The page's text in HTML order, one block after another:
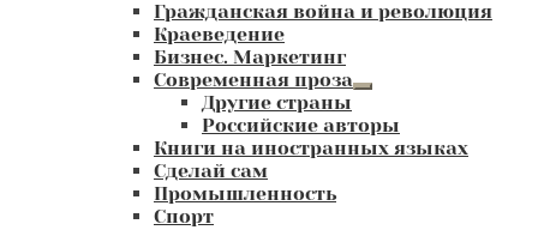
Гражданская война и революция
Краеведение
Бизнес. Маркетинг
Современная проза
Развернутое
меню
Другие страны
Российские авторы
Книги на иностранных языках
Сделай сам
Промышленность
Спорт